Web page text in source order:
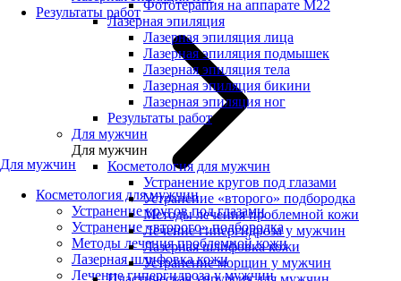
Результаты работ
Для мужчин
Косметология для мужчин
Устранение кругов под глазами
Устранение «второго» подбородка
Методы лечения проблемной кожи
Лазерная шлифовка кожи
Лечение гипергидроза у мужчин
Фототерапия на аппарате М22
Лазерная эпиляция
Лазерная эпиляция лица
Лазерная эпиляция подмышек
Лазерная эпиляция тела
Лазерная эпиляция бикини
Лазерная эпиляция ног
Результаты работ
Для мужчин
Для мужчин
Косметология для мужчин
Устранение кругов под глазами
Устранение «второго» подбородка
Методы лечения проблемной кожи
Лечение гипергидроза у мужчин
Лазерная шлифовка кожи
Устранение морщин у мужчин